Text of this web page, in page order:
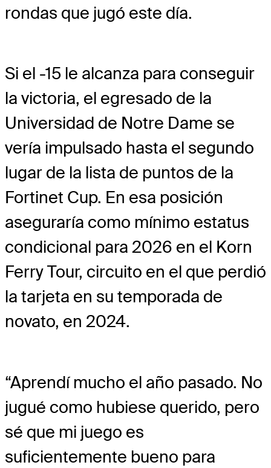
rondas que jugó este día.
Si el -15 le alcanza para conseguir
la victoria, el egresado de la
Universidad de Notre Dame se
vería impulsado hasta el segundo
lugar de la lista de puntos de la
Fortinet Cup. En esa posición
aseguraría como mínimo estatus
condicional para 2026 en el Korn
Ferry Tour, circuito en el que perdió
la tarjeta en su temporada de
novato, en 2024.
“Aprendí mucho el año pasado. No
jugué como hubiese querido, pero
sé que mi juego es
suficientemente bueno para